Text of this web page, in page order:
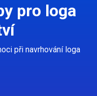
pro loga
při navrhování loga